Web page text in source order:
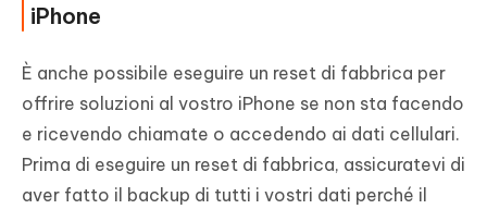
iPhone
È anche possibile eseguire un reset di fabbrica per
offrire soluzioni al vostro iPhone se non sta facendo
e ricevendo chiamate o accedendo ai dati cellulari.
Prima di eseguire un reset di fabbrica, assicuratevi di
aver fatto il backup di tutti i vostri dati perché il